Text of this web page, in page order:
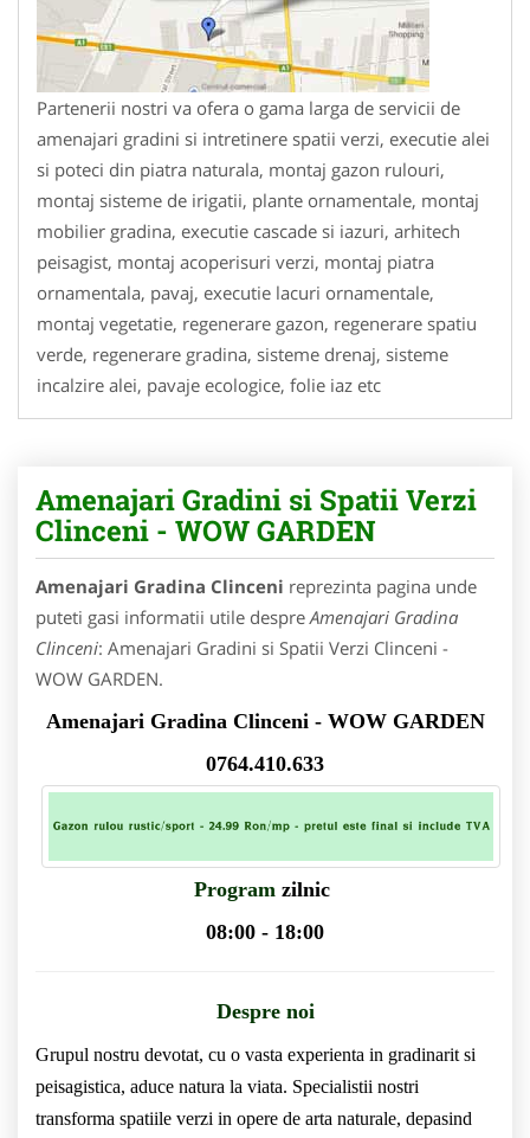
Partenerii nostri va ofera o gama larga de servicii de
amenajari gradini si intretinere spatii verzi, executie alei
si poteci din piatra naturala, montaj gazon rulouri,
montaj sisteme de irigatii, plante ornamentale, montaj
mobilier gradina, executie cascade si iazuri, arhitech
peisagist, montaj acoperisuri verzi, montaj piatra
ornamentala, pavaj, executie lacuri ornamentale,
montaj vegetatie, regenerare gazon, regenerare spatiu
verde, regenerare gradina, sisteme drenaj, sisteme
incalzire alei, pavaje ecologice, folie iaz etc
Amenajari Gradini si Spatii Verzi
Clinceni - WOW GARDEN
Amenajari Gradina Clinceni reprezinta pagina unde
puteti gasi informatii utile despre Amenajari Gradina
Clinceni: Amenajari Gradini si Spatii Verzi Clinceni -
WOW GARDEN.
Amenajari Gradina Clinceni - WOW GARDEN
0764.410.633
Program zilnic
08:00 - 18:00
Despre noi
Grupul nostru devotat, cu o vasta experienta in gradinarit si
peisagistica, aduce natura la viata. Specialistii nostri
transforma spatiile verzi in opere de arta naturale, depasind